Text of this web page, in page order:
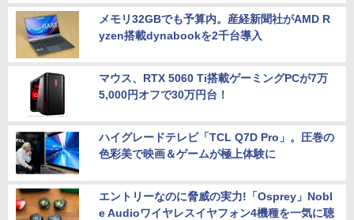
メモリ32GBでも予算内。産経新聞社がAMD R
yzen搭載dynabookを2千台導入
マウス、RTX 5060 Ti搭載ゲーミングPCが7万
5,000円オフで30万円台！
ハイグレードテレビ「TCL Q7D Pro」。圧巻の
色彩美で映画＆ゲームが極上体験に
エントリーなのに脅威の実力!「Osprey」Nobl
e Audioワイヤレスイヤフォン4機種を一気に聴